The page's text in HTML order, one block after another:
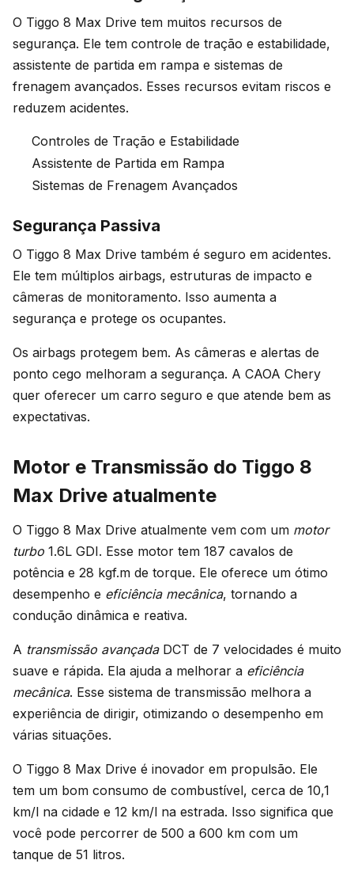
O Tiggo 8 Max Drive tem muitos recursos de
segurança. Ele tem controle de tração e estabilidade,
assistente de partida em rampa e sistemas de
frenagem avançados. Esses recursos evitam riscos e
reduzem acidentes.
Controles de Tração e Estabilidade
Assistente de Partida em Rampa
Sistemas de Frenagem Avançados
Segurança Passiva
O Tiggo 8 Max Drive também é seguro em acidentes.
Ele tem múltiplos airbags, estruturas de impacto e
câmeras de monitoramento. Isso aumenta a
segurança e protege os ocupantes.
Os airbags protegem bem. As câmeras e alertas de
ponto cego melhoram a segurança. A CAOA Chery
quer oferecer um carro seguro e que atende bem as
expectativas.
Motor e Transmissão do Tiggo 8
Max Drive atualmente
O Tiggo 8 Max Drive atualmente vem com um motor
turbo 1.6L GDI. Esse motor tem 187 cavalos de
potência e 28 kgf.m de torque. Ele oferece um ótimo
desempenho e eficiência mecânica, tornando a
condução dinâmica e reativa.
A transmissão avançadaDCT de 7 velocidades é muito
suave e rápida. Ela ajuda a melhorar a eficiência
mecânica. Esse sistema de transmissão melhora a
experiência de dirigir, otimizando o desempenho em
várias situações.
O Tiggo 8 Max Drive é inovador em propulsão. Ele
tem um bom consumo de combustível, cerca de 10,1
km/l na cidade e 12 km/l na estrada. Isso significa que
você pode percorrer de 500 a 600 km com um
tanque de 51 litros.